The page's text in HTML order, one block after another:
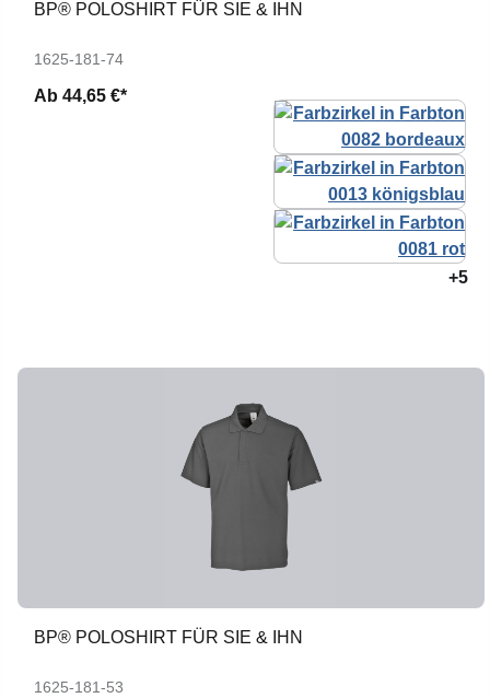
BP® POLOSHIRT FÜR SIE & IHN
1625-181-74
Ab 44,65 €*
+5
BP® POLOSHIRT FÜR SIE & IHN
1625-181-53